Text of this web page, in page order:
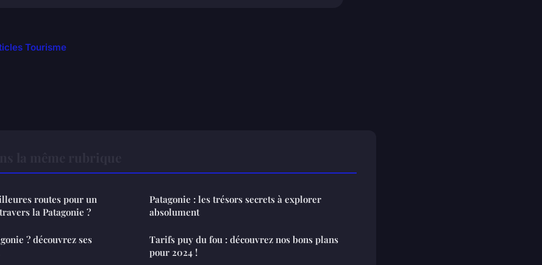
Tourisme
routes pour un
la Patagonie ?
? découvrez ses
Patagonie : les trésors secrets à explorer
absolument
Tarifs puy du fou : découvrez nos bons plans
pour 2024 !